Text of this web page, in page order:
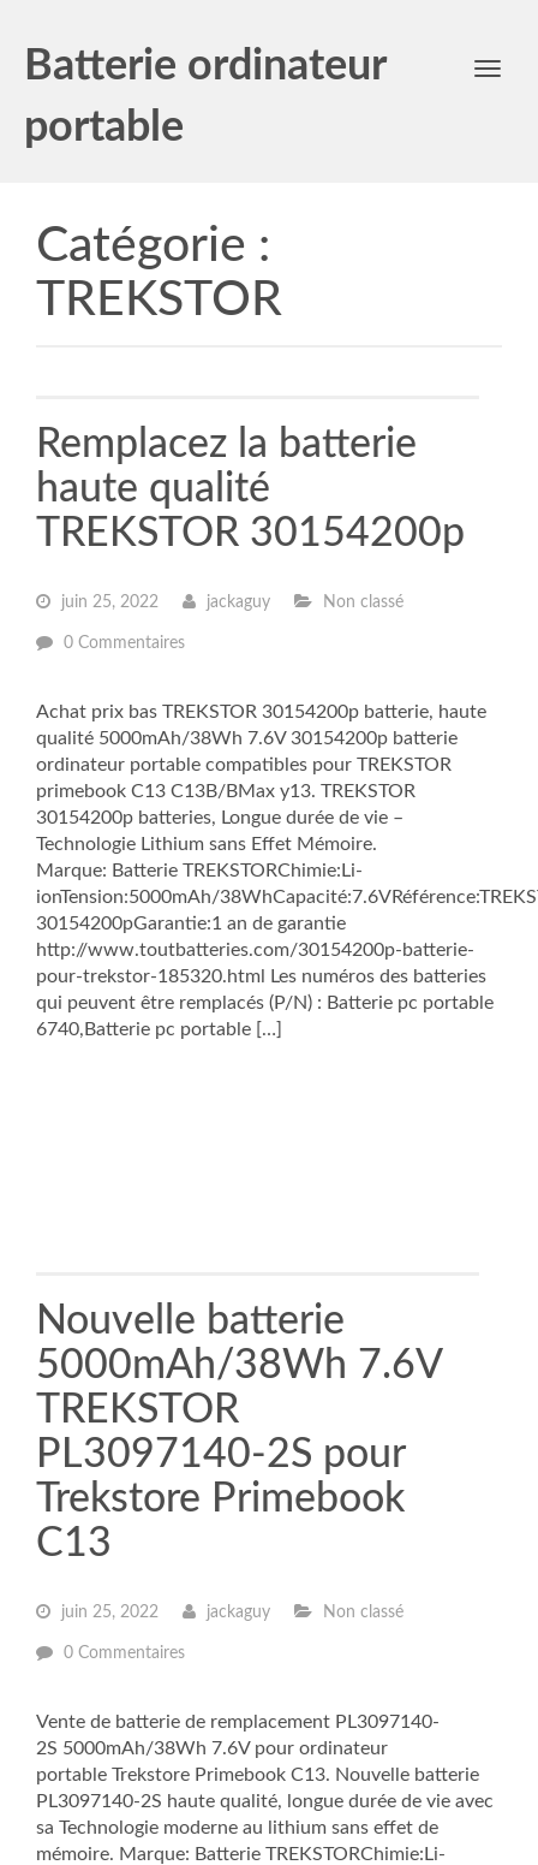
Batterie ordinateur
portable
Toggle
Catégorie :
TREKSTOR
Remplacez la batterie
haute qualité
TREKSTOR 30154200p
juin 25, 2022 jackaguy Non classé
0 Commentaires
Achat prix bas TREKSTOR 30154200p batterie, haute
qualité 5000mAh/38Wh 7.6V 30154200p batterie
ordinateur portable compatibles pour TREKSTOR
primebook C13 C13B/BMax y13. TREKSTOR
30154200p batteries, Longue durée de vie –
Technologie Lithium sans Effet Mémoire.
Marque: Batterie TREKSTORChimie:Li-
ionTension:5000mAh/
30154200pGarantie:1 an de garantie
http://www.toutbatteries.com/30154200p-batterie-
pour-trekstor-185320.html Les numéros des batteries
qui peuvent être remplacés (P/N) : Batterie pc portable
6740,Batterie pc portable […]
Nouvelle batterie
5000mAh/38Wh 7.6V
TREKSTOR
PL3097140-2S pour
Trekstore Primebook
C13
juin 25, 2022 jackaguy Non classé
0 Commentaires
Vente de batterie de remplacement PL3097140-
2S 5000mAh/38Wh 7.6V pour ordinateur
portable Trekstore Primebook C13. Nouvelle batterie
PL3097140-2S haute qualité, longue durée de vie avec
sa Technologie moderne au lithium sans effet de
mémoire. Marque: Batterie TREKSTORChimie:Li-